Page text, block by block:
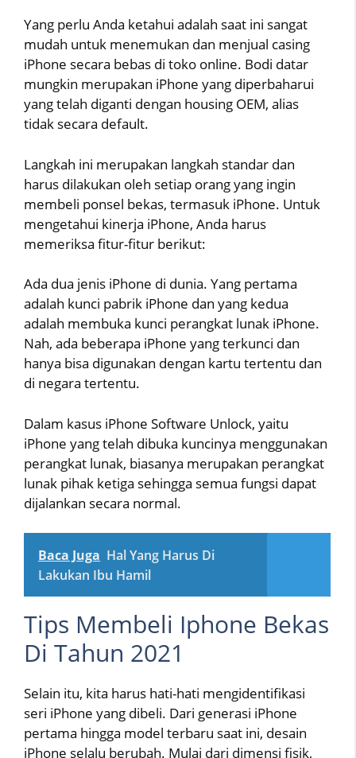
Yang perlu Anda ketahui adalah saat ini sangat
mudah untuk menemukan dan menjual casing
iPhone secara bebas di toko online. Bodi datar
mungkin merupakan iPhone yang diperbaharui
yang telah diganti dengan housing OEM, alias
tidak secara default.
Langkah ini merupakan langkah standar dan
harus dilakukan oleh setiap orang yang ingin
membeli ponsel bekas, termasuk iPhone. Untuk
mengetahui kinerja iPhone, Anda harus
memeriksa fitur-fitur berikut:
Ada dua jenis iPhone di dunia. Yang pertama
adalah kunci pabrik iPhone dan yang kedua
adalah membuka kunci perangkat lunak iPhone.
Nah, ada beberapa iPhone yang terkunci dan
hanya bisa digunakan dengan kartu tertentu dan
di negara tertentu.
Dalam kasus iPhone Software Unlock, yaitu
iPhone yang telah dibuka kuncinya menggunakan
perangkat lunak, biasanya merupakan perangkat
lunak pihak ketiga sehingga semua fungsi dapat
dijalankan secara normal.
Baca Juga Hal Yang Harus Di
Lakukan Ibu Hamil
Tips Membeli Iphone Bekas
Di Tahun 2021
Selain itu, kita harus hati-hati mengidentifikasi
seri iPhone yang dibeli. Dari generasi iPhone
pertama hingga model terbaru saat ini, desain
iPhone selalu berubah. Mulai dari dimensi fisik,